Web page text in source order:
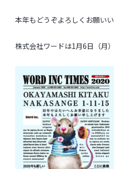
本年もどうぞよろしくお願いい
株式会社ワードは1月6日（月